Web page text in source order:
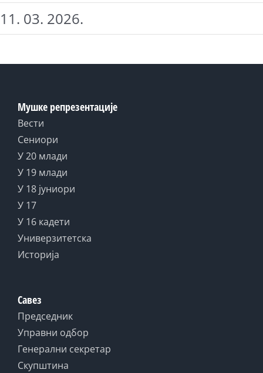
11. 03. 2026.
Мушке репрезентације
Вести
Сениори
У 20 млади
У 19 млади
У 18 јуниори
У 17
У 16 кадети
Универзитетска
Историја
Савез
Председник
Управни одбор
Генерални секретар
Скупштина